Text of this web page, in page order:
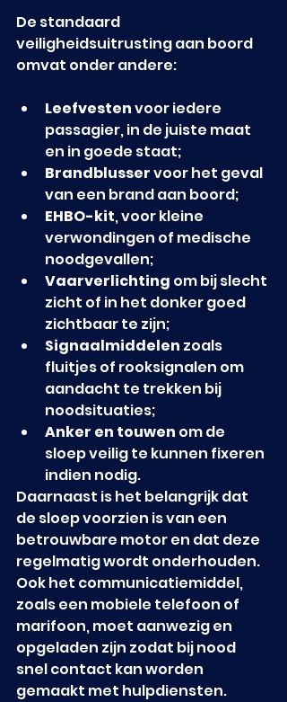
De standaard
veiligheidsuitrusting aan boord
omvat onder andere:
Leefvesten voor iedere
passagier, in de juiste maat
en in goede staat;
Brandblusser voor het geval
van een brand aan boord;
EHBO-kit, voor kleine
verwondingen of medische
noodgevallen;
Vaarverlichting om bij slecht
zicht of in het donker goed
zichtbaar te zijn;
Signaalmiddelen zoals
fluitjes of rooksignalen om
aandacht te trekken bij
noodsituaties;
Anker en touwen om de
sloep veilig te kunnen fixeren
indien nodig.
Daarnaast is het belangrijk dat
de sloep voorzien is van een
betrouwbare motor en dat deze
regelmatig wordt onderhouden.
Ook het communicatiemiddel,
zoals een mobiele telefoon of
marifoon, moet aanwezig en
opgeladen zijn zodat bij nood
snel contact kan worden
gemaakt met hulpdiensten.